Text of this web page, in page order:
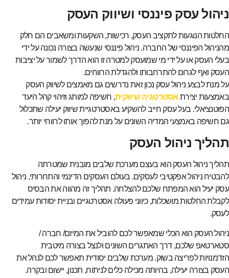
ניהול עסק פיננסי ושיווק העסק
החלטות הנוגעות לתקציב העסק, רכישות, השקעות ומשאבים הם חלק
מהניהול הפיננסי של החברה. ניהול פיננסי שנעשה בצורה נכונה על ידי
בעלי העסק או על ידי מי שמועסק למטרה זו הוא הדרך לשמור על יציבות
העסק ואף לגרום להתרחבותו ולהגדלת הרווחים.
על מנת לבצע ניהול עסק נכון זאת נדרשים גם מאמצים לשיווק העסק
באמצעות יצירת אסטרטגיה שיווקית, חשיפה למותג וזיהוי קהל היעד
הפוטנציאלי. בעל עסק חייב להשקיע באסטרטגיית שיווק יעילה שתכלול
גם חשיפה באמצעי המדיה השונים על מנת להפוך אותו לרווחי יותר.
תהליך ניהול העסק
תהליך ניהול העסק הוא בעצם מערכת שלבים מובנית שמטרתה
להבטיח ניהול אפקטיבי לעסקים. בעולם העסקים הדינמי והתחרותי, ניהול
עסק יעיל הוא המפתח שלכם להצלחה. תהליך זה מהווה את הבסיס
לקבלת החלטות מושכלות, כיווני פעולה אסטרטגיים ובניית יסודות עמידים
לעסק.
ניהול העסק הוא הכלי שמאפשר לכם להוביל את המיזם/ חברה /
סטארטאפ שלכם, דרך האתגרים השונים ולנצל בצורה מיטבית
הזדמנויות לפריצה בשוק. מערכת שלבים יסודית תאפשר לכם לנהל את
העסק בצורה יעילה, בהיותה מכילה כלים לניתוח, תכנון, יישום ובקרה.